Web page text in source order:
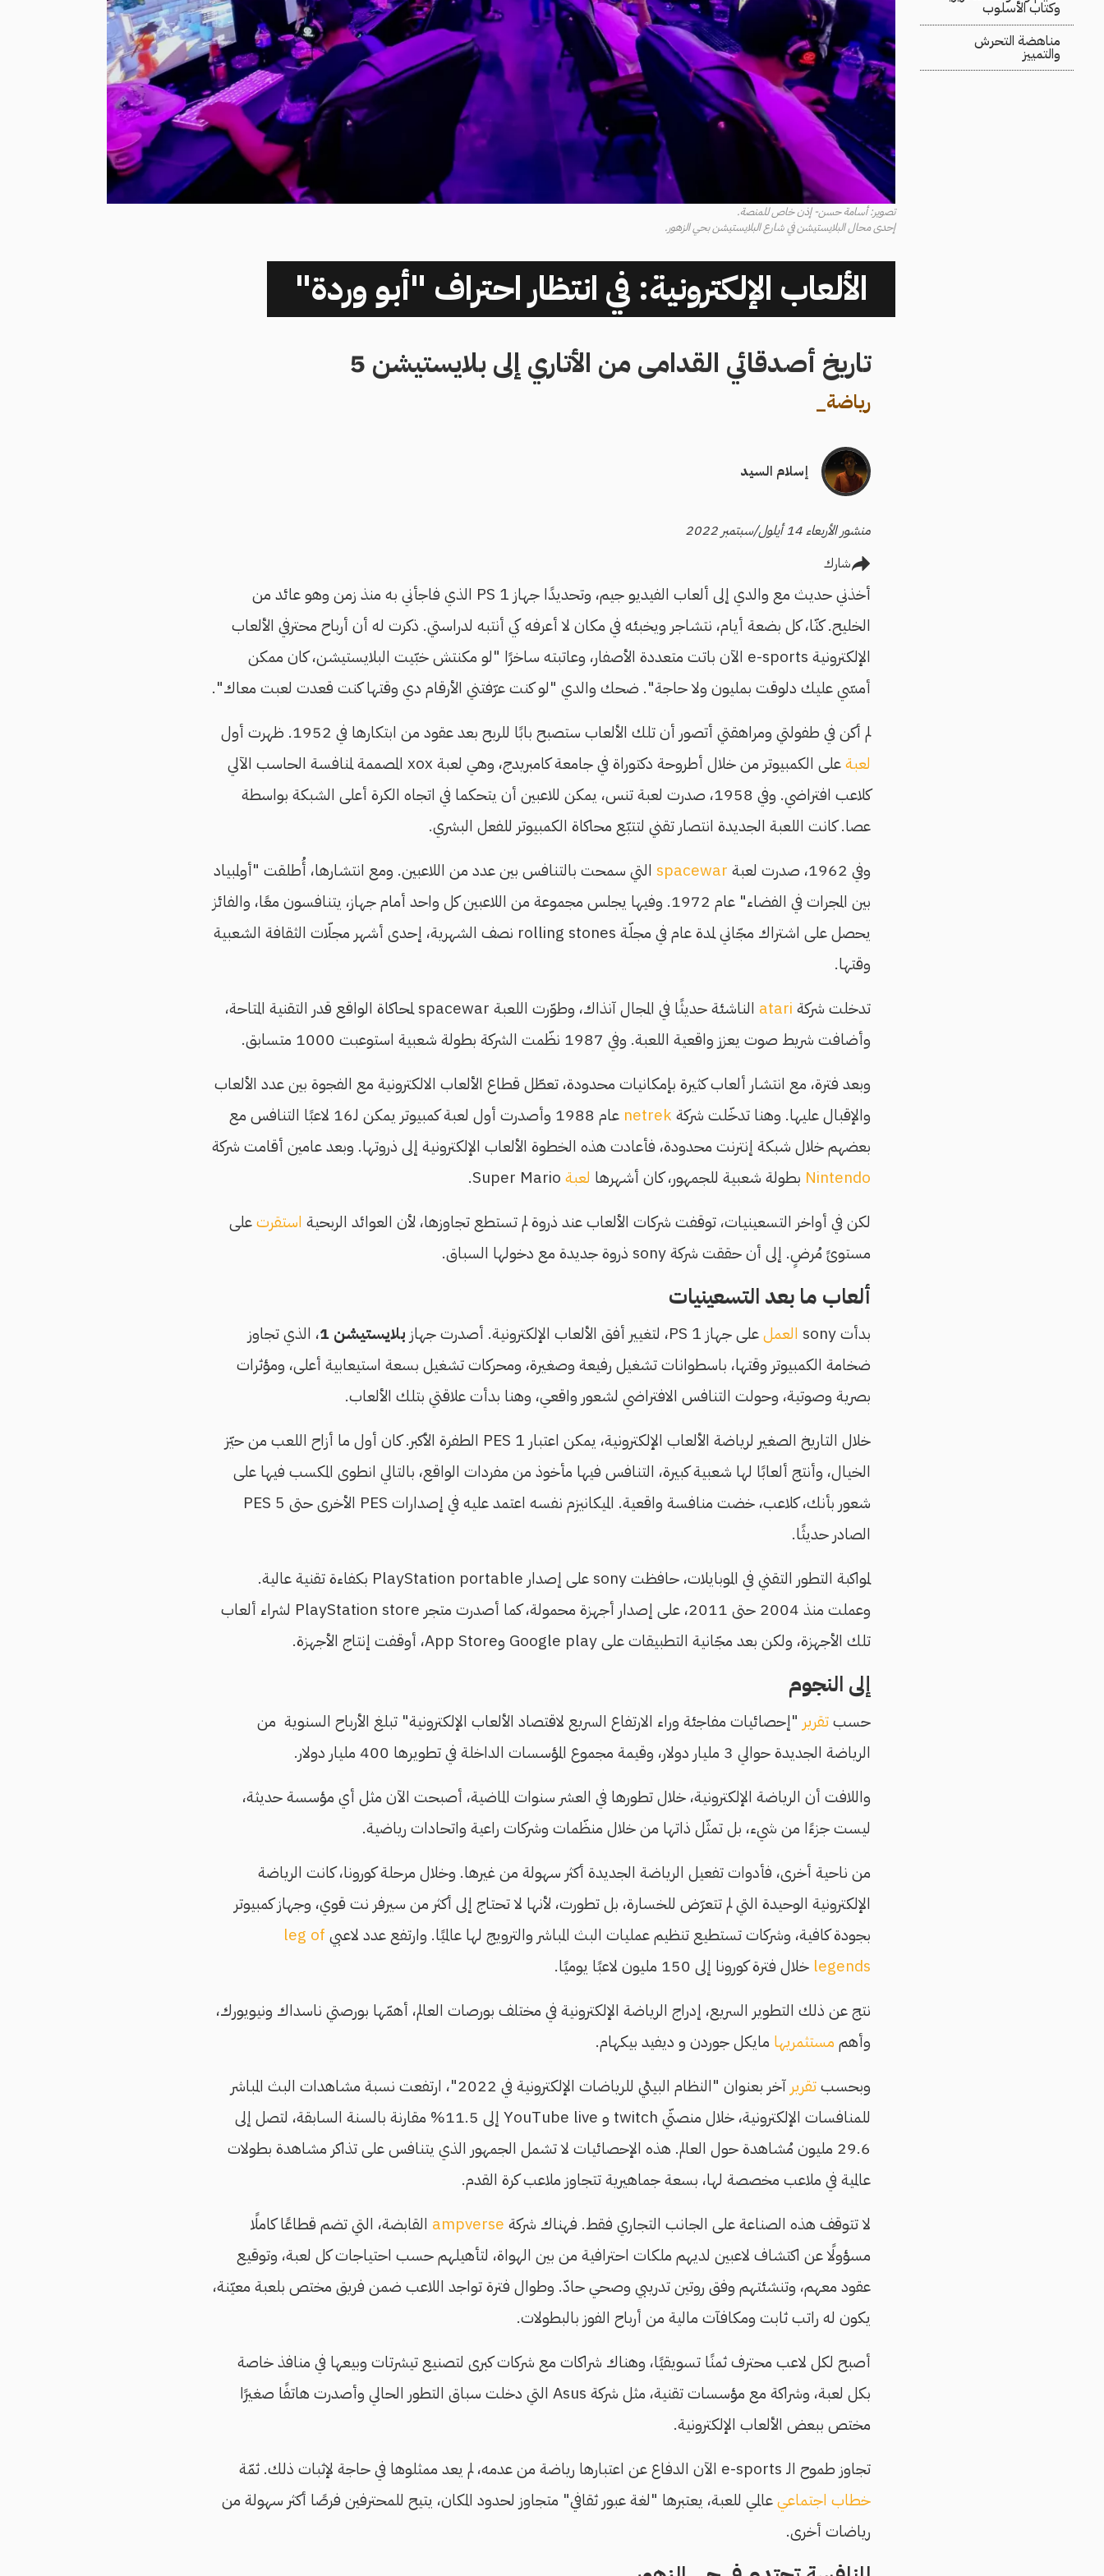
وكتاب الأسلوب
مناهضة التحرش
والتمييز
تصوير: أسامة حسن- إذن خاص للمنصة.
إحدى محال البلايستيشن في شارع البلايستيشن بحي الزهور.
الألعاب الإلكترونية: في انتظار احتراف "أبو وردة"
تاريخ أصدقائي القدامى من الأتاري إلى بلايستيشن 5
رياضة_
إسلام السيد
منشور الأربعاء 14 أيلول/سبتمبر 2022
شارك
أخذني حديث مع والدي إلى ألعاب الفيديو جيم، وتحديدًا جهاز PS 1 الذي فاجأني به منذ زمن وهو عائد من
الخليح. كنّا، كل بضعة أيام، نتشاجر ويخبئه في مكان لا أعرفه كي أنتبه لدراستي. ذكرت له أن أرباح محترفي الألعاب
الإلكترونية e-sports الآن باتت متعددة الأصفار، وعاتبته ساخرًا "لو مكنتش خبّيت البلايستيشن، كان ممكن
أمسّي عليك دلوقت بمليون ولا حاجة". ضحك والدي "لو كنت عرّفتني الأرقام دي وقتها كنت قعدت لعبت معاك".
لم أكن في طفولتي ومراهقتي أتصور أن تلك الألعاب ستصبح بابًا للربح بعد عقود من ابتكارها في 1952. ظهرت أول
لعبة
على الكمبيوتر من خلال أطروحة دكتوراة في جامعة كامبريدج، وهي لعبة xox المصممة لمنافسة الحاسب الآلي
كلاعب افتراضي. وفي 1958، صدرت لعبة تنس، يمكن للاعبين أن يتحكما في اتجاه الكرة أعلى الشبكة بواسطة
عصا. كانت اللعبة الجديدة انتصار تقني لتتبّع محاكاة الكمبيوتر للفعل البشري.
وفي 1962، صدرت لعبة
spacewarالتي سمحت بالتنافس بين عدد من اللاعبين. ومع انتشارها، أُطلقت "أولمبياد
بين المجرات في الفضاء" عام 1972. وفيها يجلس مجموعة من اللاعبين كل واحد أمام جهاز، يتنافسون معًا، والفائز
يحصل على اشتراك مجّاني لمدة عام في مجلّة rolling stones
نصف الشهرية، إحدى أشهر مجلّات الثقافة الشعبية
وقتها.
تدخلت شركة atari
الناشئة حديثًا في المجال آنذاك، وطوّرت اللعبة spacewar لمحاكاة الواقع قدر التقنية المتاحة،
وأضافت شريط صوت يعزز واقعية اللعبة. وفي 1987 نظّمت الشركة بطولة شعبية استوعبت 1000 متسابق.
وبعد فترة، مع انتشار ألعاب كثيرة بإمكانيات محدودة، تعطّل قطاع الألعاب الالكترونية مع الفجوة بين عدد الألعاب
والإقبال عليها. وهنا تدخّلت شركة netrek
عام 1988 وأصدرت أول لعبة كمبيوتر يمكن لـ16 لاعبًا التنافس مع
بعضهم خلال شبكة إنترنت محدودة، فأعادت هذه الخطوة الألعاب الإلكترونية إلى ذروتها. وبعد عامين أقامت شركة
Nintendo بطولة شعبية للجمهور، كان أشهرها لعبةSuper Mario.
لكن في أواخر التسعينيات، توقفت شركات الألعاب عند ذروة لم تستطع تجاوزها، لأن العوائد الربحية استقرتعلى
مستوىً مُرضٍ. إلى أن حققت شركة sony ذروة جديدة مع دخولها السباق.
ألعاب ما بعد التسعينيات
بدأت sony العملعلى جهاز PS 1، لتغيير أفق الألعاب الإلكترونية. أصدرت جهاز بلايستيشن 1، الذي تجاوز
ضخامة الكمبيوتر وقتها، باسطوانات تشغيل رفيعة وصغيرة، ومحركات تشغيل بسعة استيعابية أعلى، ومؤثرات
بصرية وصوتية، وحولت التنافس الافتراضي لشعور واقعي، وهنا بدأت علاقتي بتلك الألعاب.
خلال التاريخ الصغير لرياضة الألعاب الإلكترونية، يمكن اعتبار
PES 1 الطفرة الأكبر. كان أول ما أزاح اللعب من حيّز
الخيال، وأنتج ألعابًا لها شعبية كبيرة، التنافس فيها مأخوذ من مفردات الواقع، بالتالي انطوى المكسب فيها على
شعور بأنك، كلاعب، خضت منافسة واقعية. الميكانيزم نفسه اعتمد عليه في إصدارات PES الأخرى حتى PES 5
الصادر حديثًا.
لمواكبة التطور التقني في الموبايلات، حافظت sony على إصدار PlayStation portable بكفاءة تقنية عالية.
وعملت منذ 2004 حتى 2011، على إصدار أجهزة محمولة، كما أصدرت متجر PlayStation store لشراء ألعاب
تلك الأجهزة، ولكن بعد مجّانية التطبيقات على Google play وApp Store، أوقفت إنتاج الأجهزة.
إلى النجوم
حسبتقرير "إحصائيات مفاجئة وراء الارتفاع السريع لاقتصاد الألعاب الإلكترونية" تبلغ الأرباح السنوية من
الرياضة الجديدة حوالي 3 مليار دولار، وقيمة مجموع المؤسسات الداخلة في تطويرها 400 مليار دولار.
واللافت أن الرياضة الإلكترونية، خلال تطورها في العشر سنوات الماضية، أصبحت الآن مثل أي مؤسسة حديثة،
ليست جزءًا من شيء، بل تمثّل ذاتها من خلال منظّمات وشركات راعية واتحادات رياضية.
من ناحية أخرى، فأدوات تفعيل الرياضة الجديدة أكثر سهولة من غيرها. وخلال مرحلة كورونا، كانت الرياضة
الإلكترونية الوحيدة التي لم تتعرّض للخسارة، بل تطورت، لأنها لا تحتاج إلى أكثر من سيرفر نت قوي، وجهاز كمبيوتر
بجودة كافية، وشركات تستطيع تنظيم عمليات البث المباشر والترويج لها عالميًا. وارتفع عدد لاعبي leg of
legends خلال فترة كورونا إلى 150 مليون لاعبًا يوميًا.
نتج عن ذلك التطوير السريع، إدراج الرياضة الإلكترونية في مختلف بورصات العالم، أهمّها بورصتي ناسداك ونيويورك،
وأهم مستثمريها مايكل جوردن و ديفيد بيكهام.
وبحسبتقرير
آخر بعنوان "النظام البيئي للرياضات الإلكترونية في 2022"، ارتفعت نسبة مشاهدات البث المباشر
للمنافسات الإلكترونية، خلال منصتّي twitch و YouTube live
إلى 11.5% مقارنة بالسنة السابقة، لتصل إلى
29.6 مليون مُشاهدة حول العالم. هذه الإحصائيات لا تشمل الجمهور الذي يتنافس على تذاكر مشاهدة بطولات
عالمية في ملاعب مخصصة لها، بسعة جماهيرية تتجاوز ملاعب كرة القدم.
لا تتوقف هذه الصناعة على الجانب التجاري فقط. فهناك شركة ampverse القابضة، التي تضم قطاعًا كاملًا
مسؤولًا عن اكتشاف لاعبين لديهم ملكات احترافية من بين الهواة، لتأهيلهم حسب احتياجات كل لعبة، وتوقيع
عقود معهم، وتنشئتهم وفق روتين تدريبي وصحي حادّ. وطوال فترة تواجد اللاعب ضمن فريق مختص بلعبة معيّنة،
يكون له راتب ثابت ومكافآت مالية من أرباح الفوز بالبطولات.
أصبح لكل لاعب محترف ثمنًا تسويقيًا، وهناك شراكات مع شركات كبرى لتصنيع تيشرتات وبيعها في منافذ خاصة
بكل لعبة، وشراكة مع مؤسسات تقنية، مثل شركة Asus التي دخلت سباق التطور الحالي وأصدرت هاتفًا صغيرًا
مختص ببعض الألعاب الإلكترونية.
تجاوز طموح الـ e-sports الآن الدفاع عن اعتبارها رياضة من عدمه، لم يعد ممثلوها في حاجة لإثبات ذلك. ثمّة
خطاب اجتماعيعالمي للعبة، يعتبرها "لغة عبور ثقافي" متجاوز لحدود المكان، يتيح للمحترفين فرصًا أكثر سهولة من
رياضات أخرى.